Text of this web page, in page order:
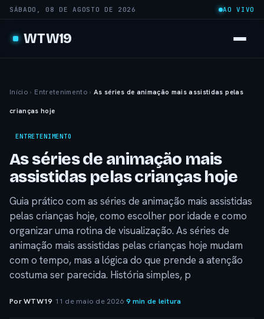
SÁBADO, 08 DE AGOSTO DE 2026 AO VIVO
WTW19
Início › Entretenimento › As séries de animação mais assistidas pelas
crianças hoje
ENTRETENIMENTO
As séries de animação mais
assistidas pelas crianças hoje
Guia prático com as séries de animação mais assistidas
pelas crianças hoje, como escolher por idade e como
organizar uma rotina de visualização. As séries de
animação mais assistidas pelas crianças hoje mudam
com o tempo, mas a lógica do que prende a atenção
costuma ser parecida. História simples, p
Por WTW19· 11 de maio de 2026·9 min de leitura